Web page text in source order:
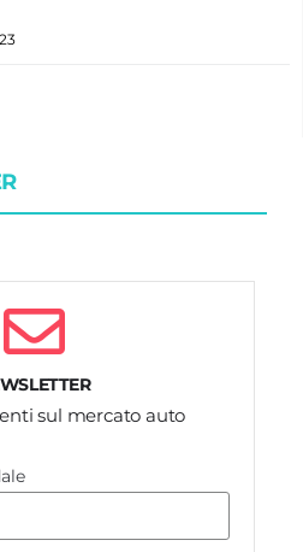
sul mercato auto